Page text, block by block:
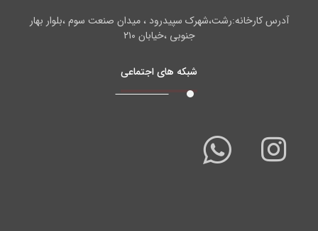
آدرس کارخانه:رشت،شهرک سپیدرود ، میدان صنعت سوم ،بلوار بهار
جنوبی ،خیابان ۲۱۰
شبکه های اجتماعی